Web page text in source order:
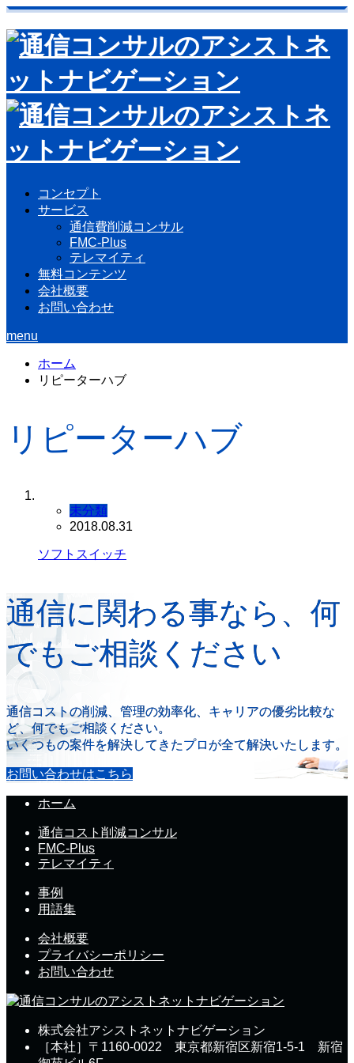
コンセプト
サービス
通信費削減コンサル
FMC-Plus
テレマイティ
無料コンテンツ
会社概要
お問い合わせ
menu
ホーム
リピーターハブ
リピーターハブ
未分類
2018.08.31
ソフトスイッチ
通信に関わる事なら、何
でもご相談ください
通信コストの削減、管理の効率化、キャリアの優劣比較な
ど、何でもご相談ください。
いくつもの案件を解決してきたプロが全て解決いたします。
お問い合わせはこちら
ホーム
通信コスト削減コンサル
FMC-Plus
テレマイティ
事例
用語集
会社概要
プライバシーポリシー
お問い合わせ
株式会社アシストネットナビゲーション
［本社］〒1160-0022 東京都新宿区新宿1-5-1 新宿